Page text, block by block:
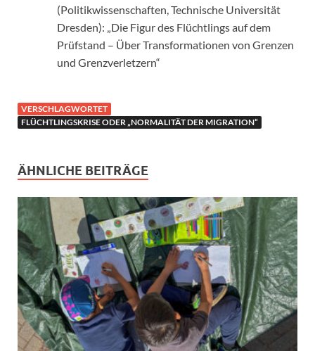
(Politikwissenschaften, Technische Universität
Dresden): „Die Figur des Flüchtlings auf dem
Prüfstand – Über Transformationen von Grenzen
und Grenzverletzern“
VERSCHLAGWORTET
FLÜCHTLINGSKRISE ODER „NORMALITÄT DER MIGRATION“
ÄHNLICHE BEITRÄGE